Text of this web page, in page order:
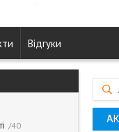
Відгуки
40